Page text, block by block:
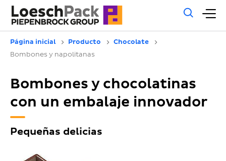
Página inicial Producto
Chocolate
Bombones y napolitanas
Bombones y chocolatinas
con un embalaje innovador
Pequeñas delicias